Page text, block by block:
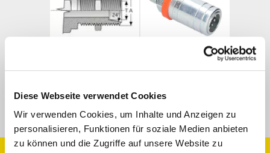
Diese Webseite verwendet Cookies
Wir verwenden Cookies, um Inhalte und Anzeigen zu
personalisieren, Funktionen für soziale Medien anbieten
zu können und die Zugriffe auf unsere Website zu
Muffe EM18L Schott, kurze HF Version Stecker unter Druck kuppelbar
Artikel Nr.